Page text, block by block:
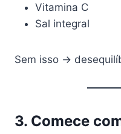
Vitamina C
Sal integral
Sem isso →
3. Comece